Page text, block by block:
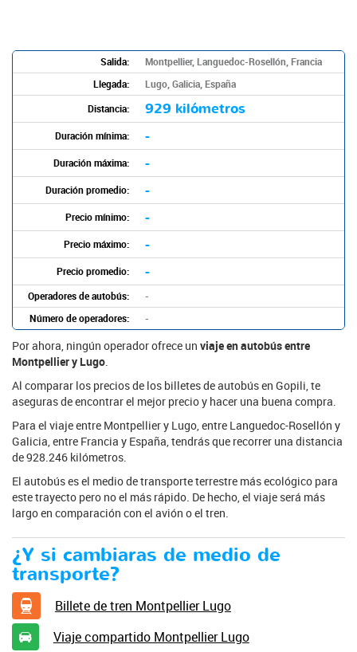
Salida:
Montpellier, Languedoc-Rosellón, Francia
Llegada:
Lugo, Galicia, España
Distancia:
929 kilómetros
Duración mínima: -
Duración máxima: -
Duración promedio: -
Precio mínimo: -
Precio máximo: -
Precio promedio: -
Operadores de autobús:
-
Número de operadores:
-
Por ahora, ningún operador ofrece un viaje en autobús entre
Montpellier y Lugo
Al comparar los precios de los billetes de autobús en Gopili, te
aseguras de encontrar el mejor precio y hacer una buena compra.
Para el viaje entre Montpellier y Lugo, entre Languedoc-Rosellón y
Galicia, entre Francia y España, tendrás que recorrer una distancia
de 928.246 kilómetros.
El autobús es el medio de transporte terrestre más ecológico para
este trayecto pero no el más rápido. De hecho, el viaje será más
largo en comparación con el avión o el tren.
¿Y si cambiaras de medio de
transporte?
Billete de tren Montpellier Lugo
Viaje compartido Montpellier Lugo